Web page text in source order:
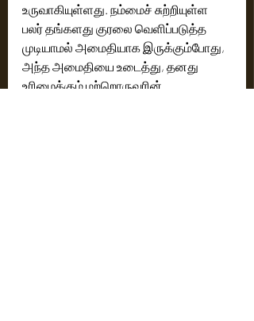
உருவாகியுள்ளது. நம்மைச் சுற்றியுள்ள
பலர் தங்களது குரலை வெளிப்படுத்த
முடியாமல் அமைதியாக இருக்கும்போது,
அந்த அமைதியை உடைத்து, தனது
உரிமைக்கும் மற்றொருவரின்